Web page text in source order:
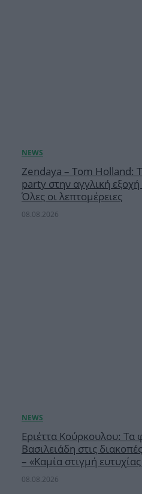
Zendaya – Tom Holland:
party στην αγγλική
Όλες οι λεπτομέρειες
08.08.2026
Εριέττα Κούρκουλου: Τα
Βασιλειάδη στις
– «Καμία στιγμή
08.08.2026